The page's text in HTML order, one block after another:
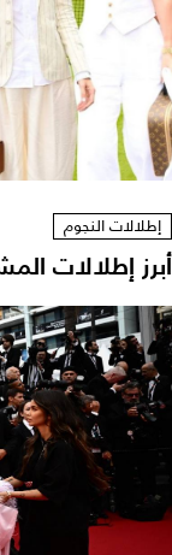
إطلالات النجوم
إطلالات